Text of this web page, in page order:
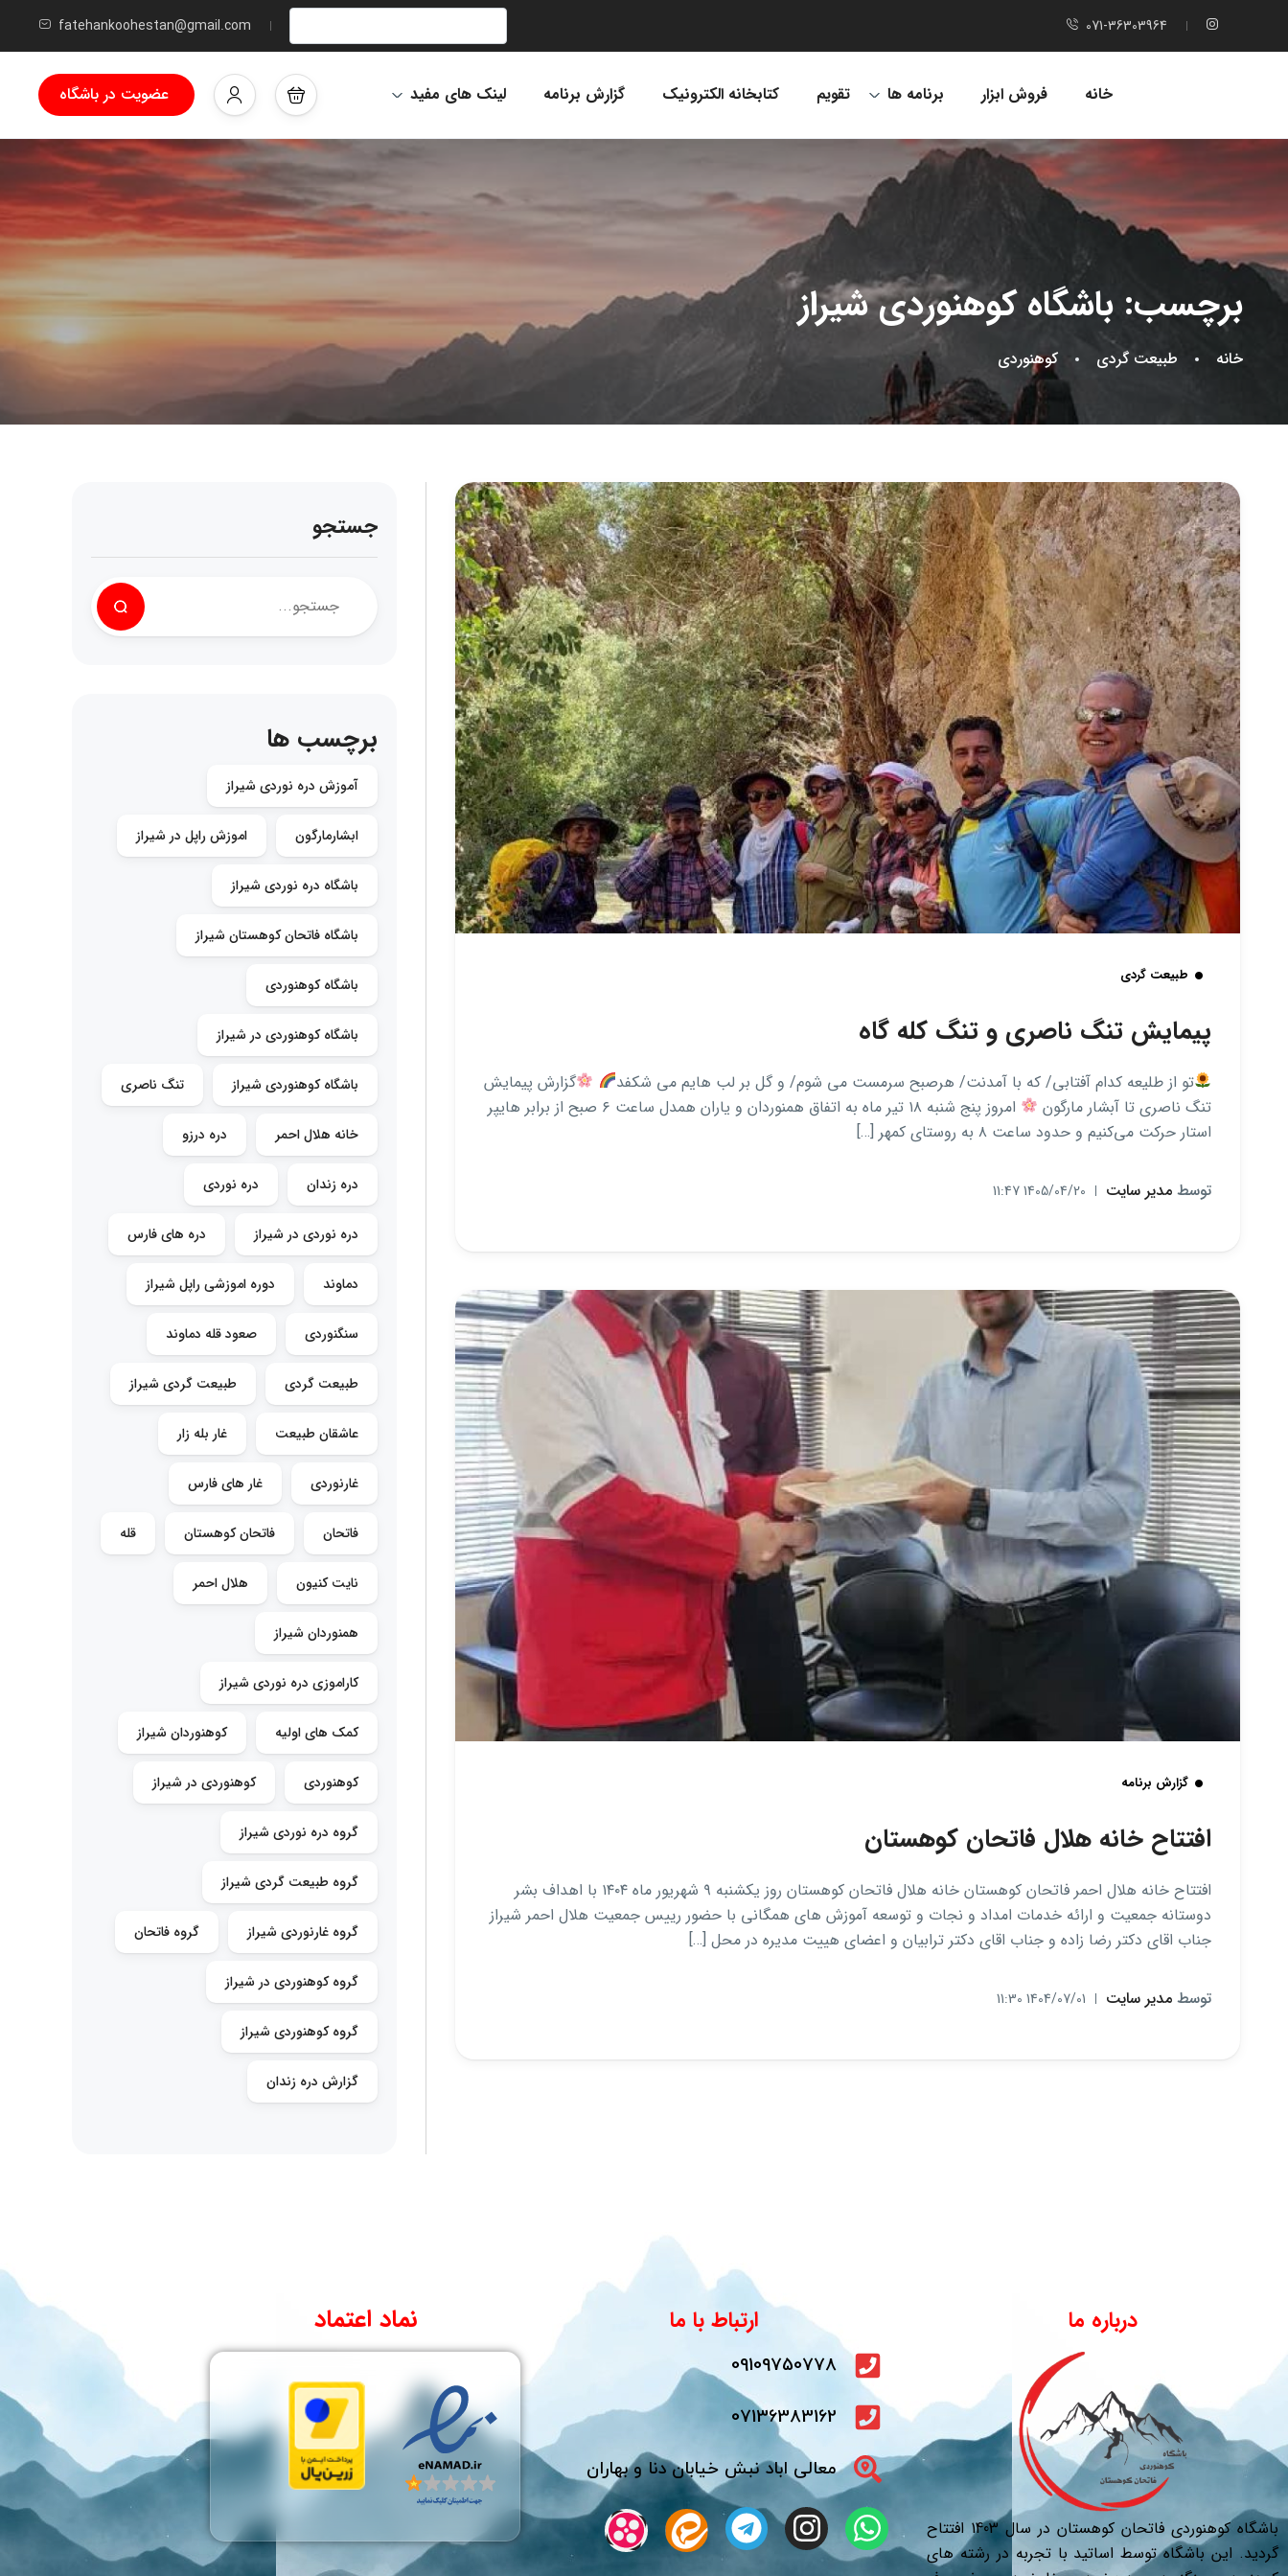
071-36303964
fatehankoohestan@gmail.com
خانه فروش ابزار برنامه ها تقویم کتابخانه الکترونیک گزارش برنامه لینک های مفید عضویت در باشگاه
برچسب: باشگاه کوهنوردی شیراز
خانه طبیعت گردی کوهنوردی
طبیعت گردی
پیمایش تنگ ناصری و تنگ کله گاه
تو از طلیعه کدام آفتابی/ که با آمدنت/ هرصبح سرمست می شوم/ و گل بر لب هایم می شکفد
گزارش پیمایش
تنگ ناصری تا آبشار مارگون
امروز پنج شنبه ۱۸ تیر ماه به اتفاق همنوردان و یاران همدل ساعت ۶ صبح از برابر هایپر
استار حرکت می‌کنیم و حدود ساعت ۸ به روستای کمهر […]
توسط مدیر سایت 1405/04/20 11:47
گزارش برنامه
افتتاح خانه هلال فاتحان کوهستان
افتتاح خانه هلال احمر فاتحان کوهستان خانه هلال فاتحان کوهستان روز یکشنبه ۹ شهریور ماه ۱۴۰۴ با اهداف بشر
دوستانه جمعیت و ارائه خدمات امداد و نجات و توسعه آموزش های همگانی با حضور رییس جمعیت هلال احمر شیراز
جناب اقای دکتر رضا زاده و جناب اقای دکتر ترابیان و اعضای هییت مدیره در محل […]
توسط مدیر سایت 1404/07/01 11:30
جستجو
برچسب ها
آموزش دره نوردی شیراز
ابشارمارگون اموزش راپل در شیراز
باشگاه دره نوردی شیراز
باشگاه فاتحان کوهستان شیراز
باشگاه کوهنوردی
باشگاه کوهنوردی در شیراز
باشگاه کوهنوردی شیراز تنگ ناصری
خانه هلال احمر دره درزو
دره زندان دره نوردی
دره نوردی در شیراز دره های فارس
دماوند دوره اموزشی راپل شیراز
سنگنوردی صعود قله دماوند
طبیعت گردی طبیعت گردی شیراز
عاشقان طبیعت غار بله زار
غارنوردی غار های فارس
فاتحان فاتحان کوهستان قله
نایت کنیون هلال احمر
همنوردان شیراز
کاراموزی دره نوردی شیراز
کمک های اولیه کوهنوردان شیراز
کوهنوردی کوهنوردی در شیراز
گروه دره نوردی شیراز
گروه طبیعت گردی شیراز
گروه غارنوردی شیراز گروه فاتحان
گروه کوهنوردی در شیراز
گروه کوهنوردی شیراز
گزارش دره زندان
درباره ما
باشگاه کوهنوردی فاتحان کوهستان در سال 1403 افتتاح
گردید. این باشگاه توسط اساتید با تجربه در رشته های
ارتباط با ما
09109750778
07136383162
معالی اباد نبش خیابان دنا و بهاران
نماد اعتماد